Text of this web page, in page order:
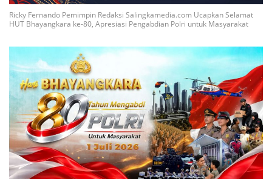
Ricky Fernando Pemimpin Redaksi Salingkamedia.com Ucapkan Selamat
HUT Bhayangkara ke-80, Apresiasi Pengabdian Polri untuk Masyarakat